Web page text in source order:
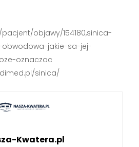
objawy/154180,sinica-
jakie-sa-jej-
oznaczac
sinica/
Kwatera.pl